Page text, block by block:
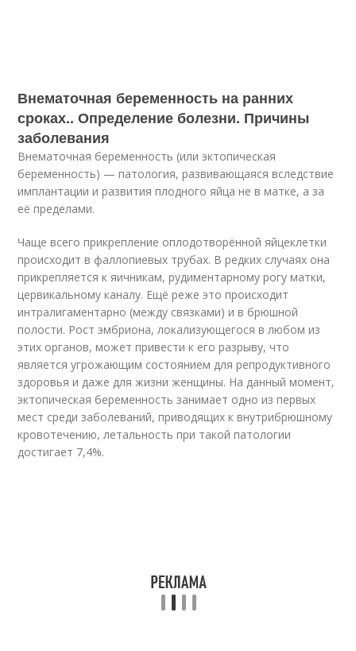
Внематочная беременность на ранних
сроках.. Определение болезни. Причины
заболевания
Внематочная беременность (или эктопическая
беременность) — патология, развивающаяся вследствие
имплантации и развития плодного яйца не в матке, а за
её пределами.
Чаще всего прикрепление оплодотворённой яйцеклетки
происходит в фаллопиевых трубах. В редких случаях она
прикрепляется к яичникам, рудиментарному рогу матки,
цервикальному каналу. Ещё реже это происходит
интралигаментарно (между связками) и в брюшной
полости. Рост эмбриона, локализующегося в любом из
этих органов, может привести к его разрыву, что
является угрожающим состоянием для репродуктивного
здоровья и даже для жизни женщины. На данный момент,
эктопическая беременность занимает одно из первых
мест среди заболеваний, приводящих к внутрибрюшному
кровотечению, летальность при такой патологии
достигает 7,4%.